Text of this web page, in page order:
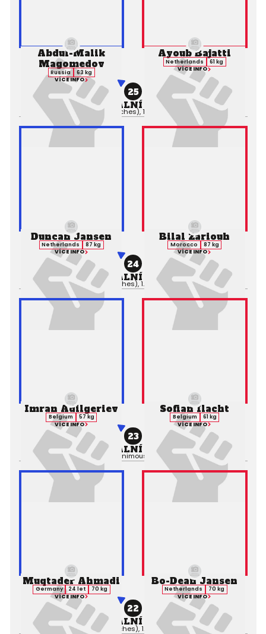
Abdul-Malik
Magomedov
Russia
63 kg
VÍCE INFO
25
PROFESIONÁLNÍ ZÁPAS MMA
Výsledek: TKO (Punches), 1. kolo 1:32, Rozhodčí:
Ayoub Bajatti
Netherlands
61 kg
VÍCE INFO
Duncan Jansen
Netherlands
87 kg
VÍCE INFO
24
PROFESIONÁLNÍ ZÁPAS MMA
Výsledek: TKO (Punches), 1. kolo 0:58,Rozhodčí:
Bilal Zariouh
Morocco
87 kg
VÍCE INFO
Imran Adilgeriev
Belgium
57 kg
VÍCE INFO
23
PROFESIONÁLNÍ ZÁPAS MMA
Výsledek:Decision (Unanimous), 2. kolo 3:00,Rozhodčí:
Sofian Ilacht
Belgium
61 kg
VÍCE INFO
Muqtader Ahmadi
Germany 24 let
70 kg
VÍCE INFO
22
PROFESIONÁLNÍ ZÁPAS MMA
Výsledek: TKO (Punches), 1. kolo 2:23,Rozhodčí:
Bo-Dean Jansen
Netherlands
70 kg
VÍCE INFO